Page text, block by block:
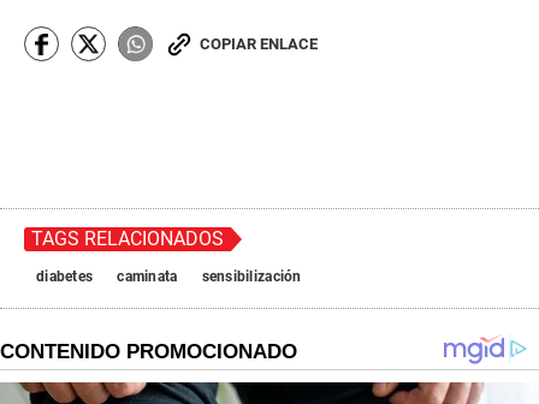
COPIAR ENLACE
TAGS RELACIONADOS
diabetes caminata sensibilización